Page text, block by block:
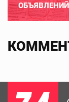
ОБЪЯВЛЕНИЙ